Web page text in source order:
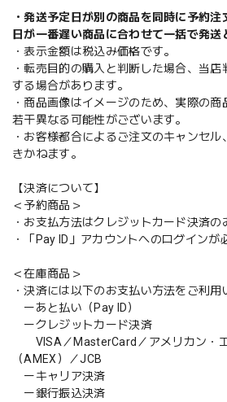
・発送予定日が別の商品を同時に予約
日が一番遅い商品に合わせて一括で発送
・表示金額は税込み価格です。
・転売目的の購入と判断した場合、当
する場合があります。
・商品画像はイメージのため、実際の
若干異なる可能性がございます。
・お客様都合によるご注文のキャンセ
きかねます。
【決済について】
＜予約商品＞
・お支払方法はクレジットカード決済の
・「Pay ID」アカウントへのログインが
＜在庫商品＞
・決済には以下のお支払い方法をご利用
ーあと払い（Pay ID）
ークレジットカード決済
VISA／MasterCard／アメリカン・
（AMEX）／JCB
ーキャリア決済
ー銀行振込決済